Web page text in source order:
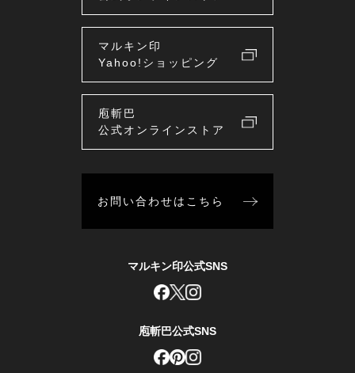
マルキン印
Yahoo!ショッピング
庖斬巴
公式オンラインストア
お問い合わせはこちら
マルキン印公式SNS
庖斬巴公式SNS